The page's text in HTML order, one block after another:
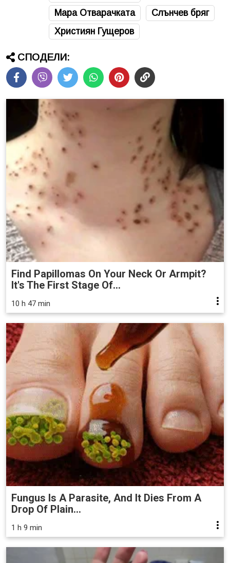
Мара Отварачката
Слънчев бряг
Християн Гущеров
СПОДЕЛИ:
Find Papillomas On Your Neck Or Armpit?
It's The First Stage Of...
10 h 47 min
Fungus Is A Parasite, And It Dies From A
Drop Of Plain...
1 h 9 min